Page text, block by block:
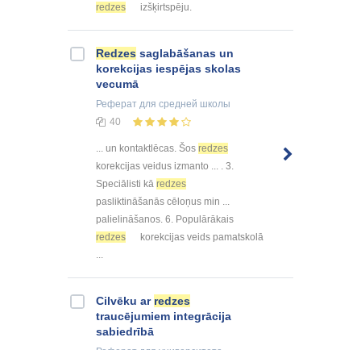
redzes
izšķirtspēju.
Redzes saglabāšanas un
korekcijas iespējas skolas
vecumā
Реферат для средней школы
40
... un kontaktlēcas. Šos redzes
korekcijas veidus izmanto ... . 3.
Speciālisti kā redzes
pasliktināšanās cēloņus min ...
palielināšanos. 6. Populārākais
redzes
korekcijas veids pamatskolā
Cilvēku ar redzes
traucējumiem integrācija
sabiedrībā